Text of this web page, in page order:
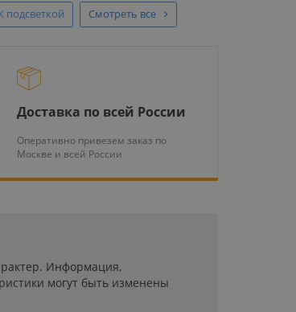
подсветкой Смотреть все
Доставка по всей России
Оперативно привезем заказ по
Москве и всей России
Информация,
могут быть изменены